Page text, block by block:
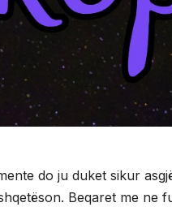
do ju duket sikur
Beqaret me ne